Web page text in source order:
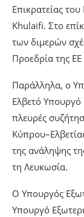
Επικρατείας
Khulaifi. Στο
των διμερών
Προεδρία της ΕΕ
Παράλληλα, ο
Ελβετό
πλευρές
της ανάληψης
τη Λευκωσία.
Ο Υπουργός
Υπουργό